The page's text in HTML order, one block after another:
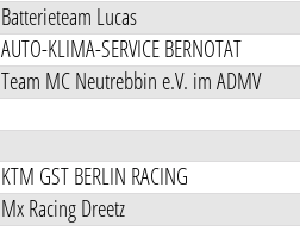
Batterieteam Lucas
AUTO-KLIMA-SERVICE BERNOTAT
Team MC Neutrebbin e.V. im ADMV
KTM GST BERLIN RACING
Mx Racing Dreetz